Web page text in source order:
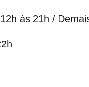
às 21h /